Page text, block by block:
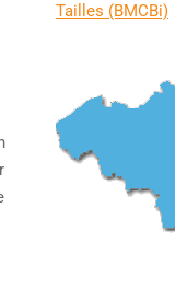
Tailles (BMCBi)